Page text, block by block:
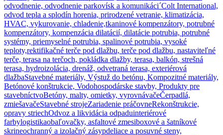
odvodnenie, odvodnenie parkovísk a komunikáci´Colt International,
odvod tepla a splodín horenia, prirodzené vetranie, klimatizácia,
HVAC, vykurovanie, chladenie,tkaninové kompenzátory, potrubné
kompenzátory, kompenzácia dilatácií, dilatácie potrubia, potrubné
systémy, priemyselné potrubia, spalinové potrubia, vysoké
teploty,rektifikačné terče pod dlažbu, terče pod dlažbu, nastaviteľné
terče, terasa na terčoch, pokládka dlažby, terasa, balkón, strešná
terasa, hydroizolácia, drenáž, odvetraná terasa, exteriérová
dlažbaStavebné materiály, Výstuž do betónu, Kompozitné materiály,
Betónové konštrukcie, Vodohospodárske stavby, Produkty pre
stavebníctvoBetóny, malty, omietky, vyrovnávačeČerpadlá,
zmiešavačeStavebné strojeZariadenie práčovneRekonštrukcie,
opravy striechOdvoz a likvidácia odpaduinteriérové
farbylogistikaobaľovačky, asfaltové zmesiboxové a šatníkové
skrineochranný a izolačný zásypdeliace a posuvné steny,